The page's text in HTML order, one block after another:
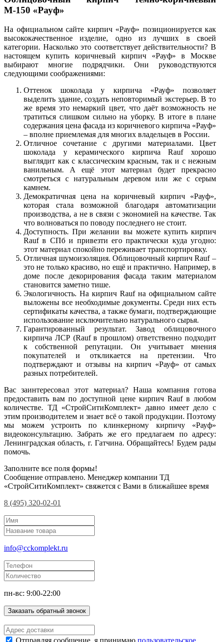
М-150 «Рауф»
На официальном сайте кирпич «Рауф» позиционируется как
высококачественное изделие, одно из лучших в своей
категории. Насколько это соответствует действительности? В
настоящем купить коричневый кирпич «Рауф» в Москве
выбирают многие подрядчики. Они руководствуются
следующими соображениями:
Оттенок шоколада у кирпича «Рауф» позволяет
выделить здание, создать неповторимый экстерьер. В то
же время это немаркий цвет, что даёт возможность не
тратиться слишком сильно на уборку. В итоге в плане
содержания цена фасада из коричневого кирпича «Рауф»
– вполне приемлемая для многих владельцев в России.
Отличное сочетание с другими материалами. Цвет
шоколада у керамического кирпича Rauf хорошо
выглядит как с классическим красным, так и с нежным
ванильным. А ещё этот материал будет прекрасно
смотреться с натуральным деревом или же с серым
камнем.
Демократичная цена на коричневый кирпич «Рауф»,
которая стала возможной благодаря автоматизации
производства, а не в связи с экономией на качестве. Так
что волноваться по поводу последнего не стоит.
Доступность. При желании вы можете купить кирпич
Rauf в СПб и привезти его практически куда угодно:
этот материал спокойно переживает транспортировку.
Отличная шумоизоляция. Облицовочный кирпич Rauf –
это не только красиво, но ещё и практично. Например, в
доме после декорирования фасада таким материалом
становится заметно тише.
Экологичность. На кирпич Rauf на официальном сайте
выложены все необходимые документы. Среди них есть
сертификаты качества, а также бумаги, подтверждающие
использование исключительно натурального сырья.
Гарантированный результат. Завод облицовочного
кирпича ЛСР (Rauf в прошлом) ответственно подходит
к собственной репутации. Он учитывает мнения
покупателей и откликается на претензии. Что
подтверждают и отзывы на кирпич «Рауф» от самых
разных потребителей.
Вас заинтересовал этот материал? Наша компания готова
предоставить вам по доступной цене кирпич Rauf в любом
количестве. ТД «СтройСитиКомплект» давно имеет дело с
этим производителем и знает всё о такой продукции. Поэтому
мы можем устроить по клинкерному кирпичу «Рауф»
видеоконсультацию. Забрать же его предлагаем по адресу:
Ленинградская область, г. Гатчина. Обращайтесь! Будем рады
помочь.
Заполните все поля формы!
Сообщение отправлено. Менеджер компании ТД
«СтройСитиКомплект» свяжется с Вами в ближайшее время
8 (495) 320-02-01
info@cckomplekt.ru
пн-вс: 9:00-22:00
Заказать обратный звонок
Отправляя сообщение, я принимаю пользовательское